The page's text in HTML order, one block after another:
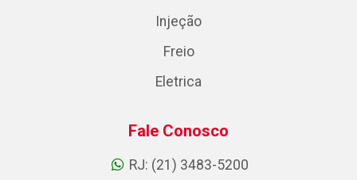
Injeção
Freio
Eletrica
Fale Conosco
RJ: (21) 3483-5200